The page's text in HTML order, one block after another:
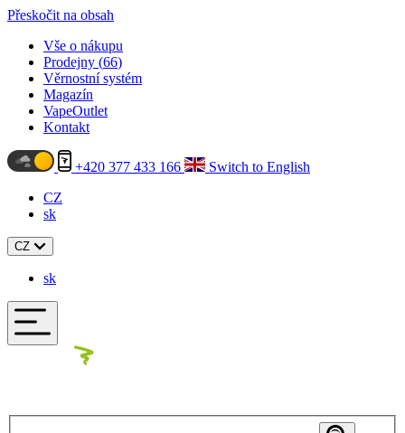
Přeskočit na obsah
Vše o nákupu
Prodejny (66)
Věrnostní systém
Magazín
VapeOutlet
Kontakt
+420 377 433 166
Switch to English
CZ
sk
CZ
sk